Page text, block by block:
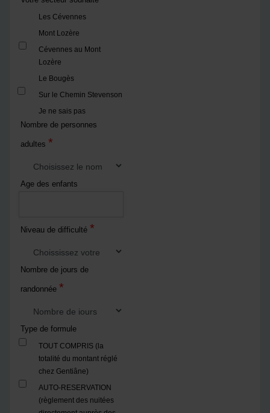
Les Cévennes
Mont Lozère
Cévennes au Mont
Lozère
Le Bougès
Sur le Chemin Stevenson
Je ne sais pas
Nombre de personnes
adultes *
Age des enfants
Niveau de difficulté *
Nombre de jours de
randonnée *
Type de formule
TOUT COMPRIS (la
totalité du montant réglé
chez Gentiâne)
AUTO-RESERVATION
(règlement des nuitées